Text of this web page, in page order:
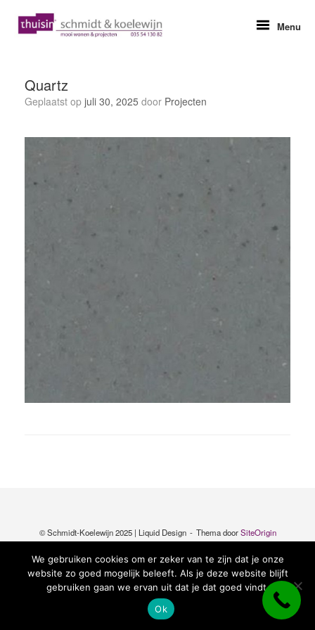
Menu
Quartz
Geplaatst op juli 30, 2025 door Projecten
© Schmidt-Koelewijn 2025 | Liquid Design Thema doorSiteOrigin
We gebruiken cookies om er zeker van te zijn dat je onze
website zo goed mogelijk beleeft. Als je deze website blijft
gebruiken gaan we ervan uit dat je dat goed vindt.
Ok